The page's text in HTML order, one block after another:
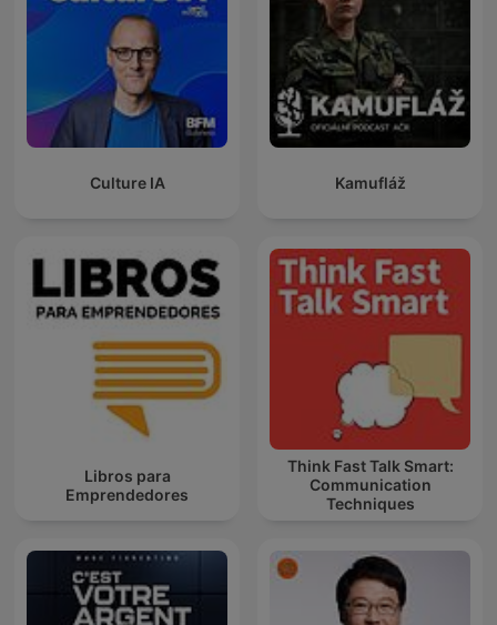
Culture IA Kamufláž
Libros para
Emprendedores
Think Fast Talk Smart:
Communication
Techniques